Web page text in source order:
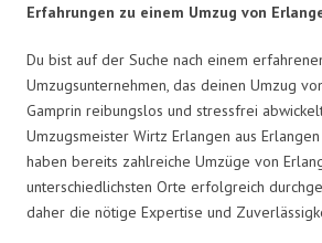
Erfahrungen zu einem Umzug von
Du bist auf der Suche nach einem
Umzugsunternehmen, das deinen Umzug
Gamprin reibungslos und stressfrei
Umzugsmeister Wirtz Erlangen aus
haben bereits zahlreiche Umzüge von
unterschiedlichsten Orte erfolgreich
daher die nötige Expertise und